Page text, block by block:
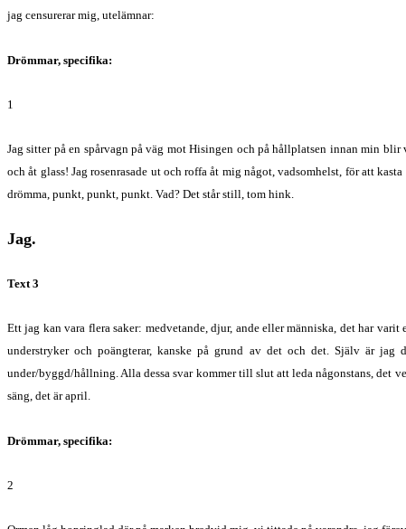
jag censurerar mig, utelämnar:
Drömmar, specifika:
1
Jag sitter på en spårvagn på väg mot Hisingen och på hållplatsen innan min
och åt glass! Jag rosenrasade ut och roffa åt mig något, vadsomhelst, för att
drömma, punkt, punkt, punkt. Vad? Det står still, tom hink.
Jag.
Text 3
Ett jag kan vara flera saker: medvetande, djur, ande eller människa, det har
understryker och poängterar, kanske på grund av det och det. Själv är
under/byggd/hållning. Alla dessa svar kommer till slut att leda någonstans, det
säng, det är april.
Drömmar, specifika:
2